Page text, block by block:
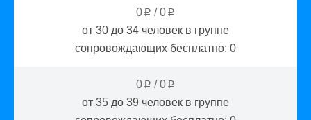
0 p /0 p
от 30 до 34 человек в группе
сопровождающих бесплатно: 0
0 p /0 p
от 35 до 39 человек в группе